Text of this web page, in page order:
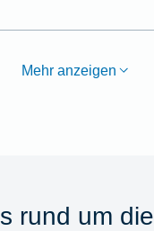
Mehr anzeigen
rund um die